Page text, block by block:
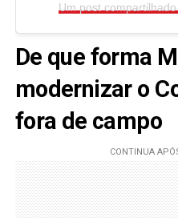
De que forma
modernizar o
fora de campo